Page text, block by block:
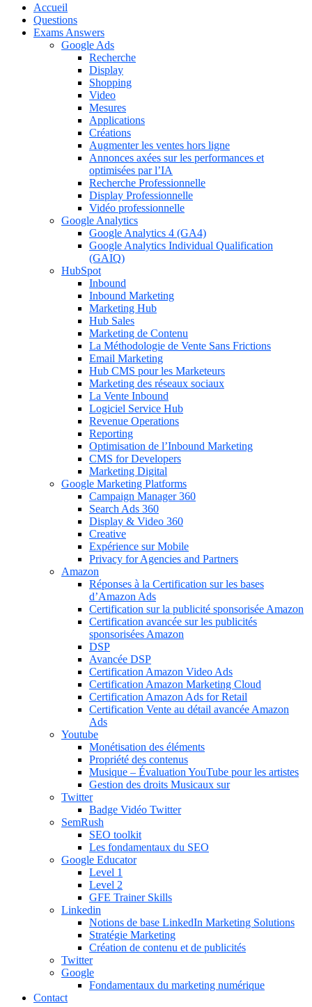
Accueil
Questions
Exams Answers
Google Ads
Recherche
Display
Shopping
Video
Mesures
Applications
Créations
Augmenter les ventes hors ligne
Annonces axées sur les performances et
optimisées par l’IA
Recherche Professionnelle
Display Professionnelle
Vidéo professionnelle
Google Analytics
Google Analytics 4 (GA4)
Google Analytics Individual Qualification
(GAIQ)
HubSpot
Inbound
Inbound Marketing
Marketing Hub
Hub Sales
Marketing de Contenu
La Méthodologie de Vente Sans Frictions
Email Marketing
Hub CMS pour les Marketeurs
Marketing des réseaux sociaux
La Vente Inbound
Logiciel Service Hub
Revenue Operations
Reporting
Optimisation de l’Inbound Marketing
CMS for Developers
Marketing Digital
Google Marketing Platforms
Campaign Manager 360
Search Ads 360
Display & Video 360
Creative
Expérience sur Mobile
Privacy for Agencies and Partners
Amazon
Réponses à la Certification sur les bases
d’Amazon Ads
Certification sur la publicité sponsorisée Amazon
Certification avancée sur les publicités
sponsorisées Amazon
DSP
Avancée DSP
Certification Amazon Video Ads
Certification Amazon Marketing Cloud
Certification Amazon Ads for Retail
Certification Vente au détail avancée Amazon
Ads
Youtube
Monétisation des éléments
Propriété des contenus
Musique – Évaluation YouTube pour les artistes
Gestion des droits Musicaux sur
Twitter
Badge Vidéo Twitter
SemRush
SEO toolkit
Les fondamentaux du SEO
Google Educator
Level 1
Level 2
GFE Trainer Skills
Linkedin
Notions de base LinkedIn Marketing Solutions
Stratégie Marketing
Création de contenu et de publicités
Twitter
Google
Fondamentaux du marketing numérique
Contact